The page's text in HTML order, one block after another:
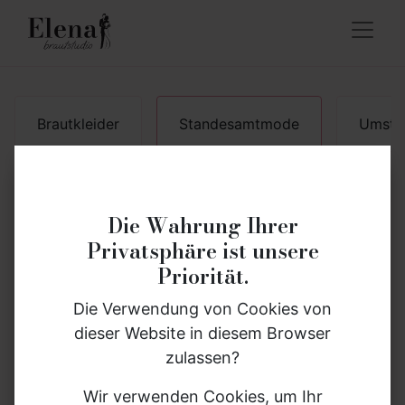
Gewinne Deinen Hochzeitsanzug
Chance auf einen Bräutigam-Anzug im Wert von
bis zu 2.000 € .
Brautkleider Standesamtmode
Standesamtmode –
Elegante Brautkleider
für das Standesamt
Dein besonderer Moment beim Standesamt
verdient ein Kleid, das dich strahlen lässt. ✨
UnsereStandesamtmodevereint stilvolle
Die Wahrung Ihrer
Privatsphäre ist unsere
Priorität.
Die Verwendung von Cookies von
dieser Website in diesem Browser
zulassen?
Wir verwenden Cookies, um Ihr